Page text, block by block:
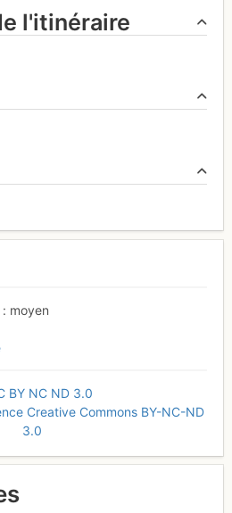
l'itinéraire
moyen
BY NC ND 3.0
Creative Commons BY-NC-ND
3.0